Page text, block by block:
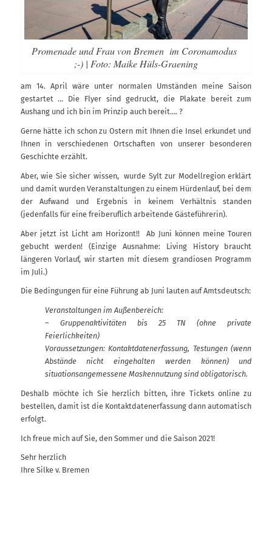
Promenade und Frau von Bremen im Coronamodus
;-) | Foto: Maike Hüls-Graening
am 14. April wäre unter normalen Umständen meine Saison
gestartet … Die Flyer sind gedruckt, die Plakate bereit zum
Aushang und ich bin im Prinzip auch bereit…. ?
Gerne hätte ich schon zu Ostern mit Ihnen die Insel erkundet und
Ihnen in verschiedenen Ortschaften von unserer besonderen
Geschichte erzählt.
Aber, wie Sie sicher wissen, wurde Sylt zur Modellregion erklärt
und damit wurden Veranstaltungen zu einem Hürdenlauf, bei dem
der Aufwand und Ergebnis in keinem Verhältnis standen
(jedenfalls für eine freiberuflich arbeitende Gästeführerin).
Aber jetzt ist Licht am Horizont!! Ab Juni können meine Touren
gebucht werden! (Einzige Ausnahme: Living History braucht
längeren Vorlauf, wir starten mit diesem grandiosen Programm
im Juli.)
Die Bedingungen für eine Führung ab Juni lauten auf Amtsdeutsch:
Veranstaltungen im Außenbereich:
– Gruppenaktivitäten bis 25 TN (ohne private
Feierlichkeiten)
Voraussetzungen: Kontaktdatenerfassung, Testungen (wenn
Abstände nicht eingehalten werden können) und
situationsangemessene Maskennutzung sind obligatorisch.
Deshalb möchte ich Sie herzlich bitten, ihre Tickets online zu
bestellen, damit ist die Kontaktdatenerfassung dann automatisch
erfolgt.
Ich freue mich auf Sie, den Sommer und die Saison 2021!
Sehr herzlich
Ihre Silke v. Bremen